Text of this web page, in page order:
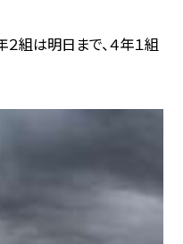
組は明日まで、４年１組